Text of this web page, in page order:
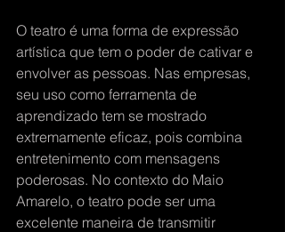
O teatro é uma forma de expressão
artística que tem o poder de cativar e
envolver as pessoas. Nas empresas,
seu uso como ferramenta de
aprendizado tem se mostrado
extremamente eficaz, pois combina
entretenimento com mensagens
poderosas. No contexto do Maio
Amarelo, o teatro pode ser uma
excelente maneira de transmitir